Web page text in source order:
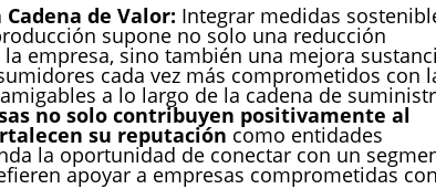
de Valor: Integrar medidas
supone no solo una reducción
empresa, sino también una mejora
cada vez más comprometidos con
a lo largo de la cadena de
no solo contribuyen positivamente al
su reputación como entidades
la oportunidad de conectar con un
apoyar a empresas comprometidas